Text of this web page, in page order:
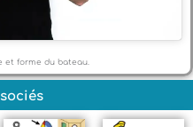
et forme du bateau.